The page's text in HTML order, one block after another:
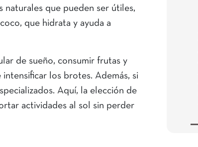
naturales que pueden ser útiles,
que hidrata y ayuda a
de sueño, consumir frutas y
los brotes. Además, si
Aquí, la elección de
actividades al sol sin perder